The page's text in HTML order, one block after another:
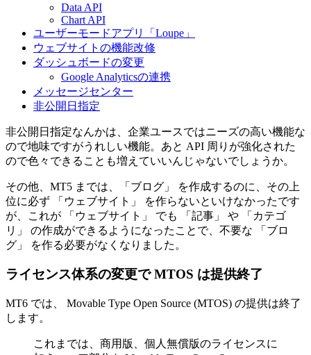
Data API
Chart API
ユーザーモードアプリ「Loupe」
ウェブサイトの機能改修
ダッシュボードの変更
Google Analyticsの連携
メッセージセンター
非公開日指定
非公開日指定なんかは、企業ユースではニーズの高い機能な
ので地味ですがうれしい機能。あと API 周りが強化された
ので色々できることも増えていいんじゃないでしょうか。
その他、MT5 までは、「ブログ」 を作成するのに、その上
位に必ず 「ウェブサイト」 を作らないといけなかったです
が、これが 「ウェブサイト」 でも 「記事」 や 「カテゴ
リ」 の作成ができるようになったことで、不要な 「ブロ
グ」 を作る必要がなくなりました。
ライセンス体系の変更で MTOS は提供終了
MT6 では、 Movable Type Open Source (MTOS) の提供は終了
します。
これまでは、商用版、個人無償版のライセンスに